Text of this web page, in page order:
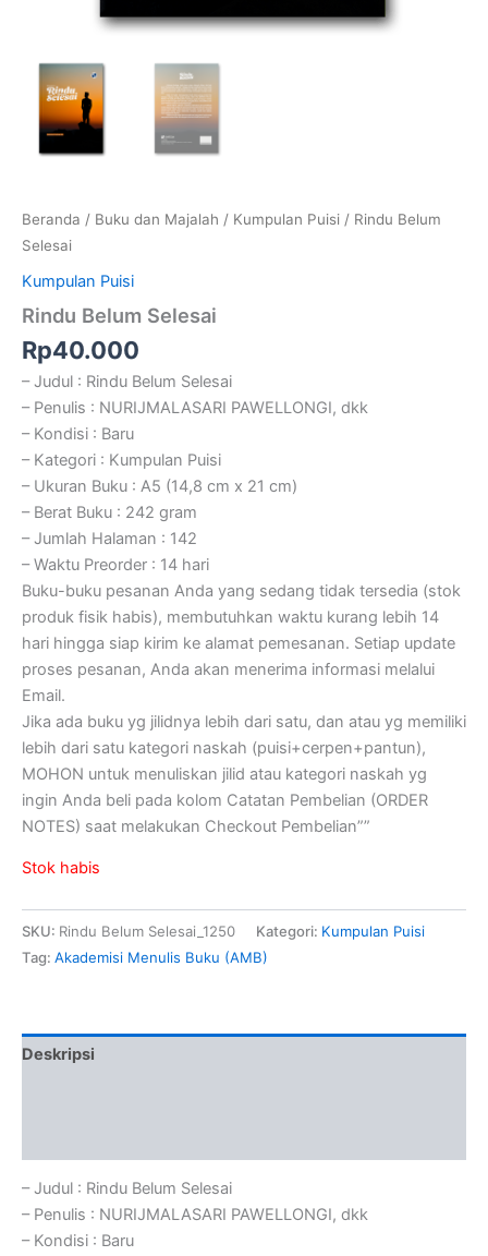
Beranda / Buku dan Majalah / Kumpulan Puisi / Rindu Belum
Selesai
Kumpulan Puisi
Rindu Belum Selesai
Rp40.000
– Judul : Rindu Belum Selesai
– Penulis : NURIJMALASARI PAWELLONGI, dkk
– Kondisi : Baru
– Kategori : Kumpulan Puisi
– Ukuran Buku : A5 (14,8 cm x 21 cm)
– Berat Buku : 242 gram
– Jumlah Halaman : 142
– Waktu Preorder : 14 hari
Buku-buku pesanan Anda yang sedang tidak tersedia (stok
produk fisik habis), membutuhkan waktu kurang lebih 14
hari hingga siap kirim ke alamat pemesanan. Setiap update
proses pesanan, Anda akan menerima informasi melalui
Email.
Jika ada buku yg jilidnya lebih dari satu, dan atau yg memiliki
lebih dari satu kategori naskah (puisi+cerpen+pantun),
MOHON untuk menuliskan jilid atau kategori naskah yg
ingin Anda beli pada kolom Catatan Pembelian (ORDER
NOTES) saat melakukan Checkout Pembelian””
Stok habis
SKU: Rindu Belum Selesai_1250 Kategori: Kumpulan Puisi
Tag: Akademisi Menulis Buku (AMB)
Deskripsi
– Judul : Rindu Belum Selesai
– Penulis : NURIJMALASARI PAWELLONGI, dkk
– Kondisi : Baru